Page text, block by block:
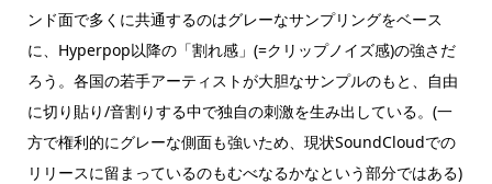
ンド面で多くに共通するのはグレーなサンプリングをベース
に、Hyperpop以降の「割れ感」(=クリップノイズ感)の強さだ
ろう。各国の若手アーティストが大胆なサンプルのもと、自由
に切り貼り/音割りする中で独自の刺激を生み出している。(一
方で権利的にグレーな側面も強いため、現状SoundCloudでの
リリースに留まっているのもむべなるかなという部分ではある)